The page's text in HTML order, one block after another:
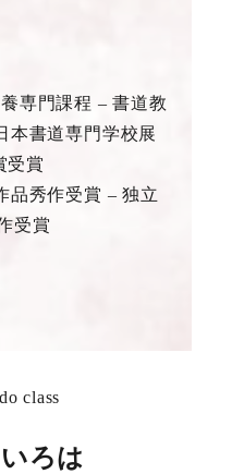
専門課程 – 書道教
本書道専門学校展
受賞
品秀作受賞 – 独立
受賞
class
ろは